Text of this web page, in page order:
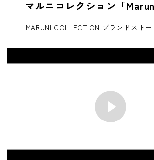
マルニコレクション「
MARUNI COLLECTION ブランドストー